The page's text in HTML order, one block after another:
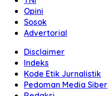
Opini
Sosok
Advertorial
Disclaimer
Indeks
Kode Etik Jurnalistik
Pedoman Media Siber